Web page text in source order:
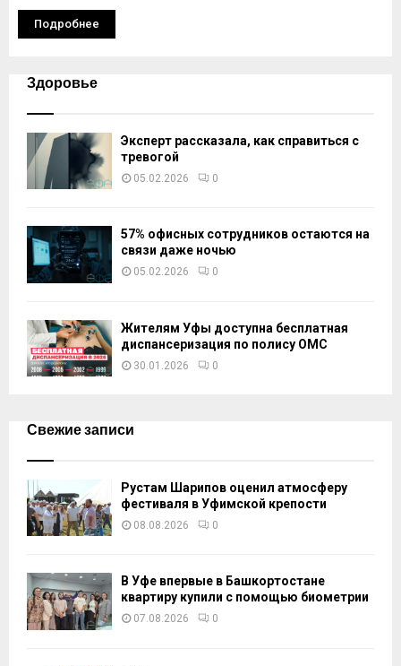
Подробнее
Здоровье
Эксперт рассказала, как справиться с
тревогой
05.02.2026 0
57% офисных сотрудников остаются на
связи даже ночью
05.02.2026 0
Жителям Уфы доступна бесплатная
диспансеризация по полису ОМС
30.01.2026 0
Свежие записи
Рустам Шарипов оценил атмосферу
фестиваля в Уфимской крепости
08.08.2026 0
В Уфе впервые в Башкортостане
квартиру купили с помощью биометрии
07.08.2026 0